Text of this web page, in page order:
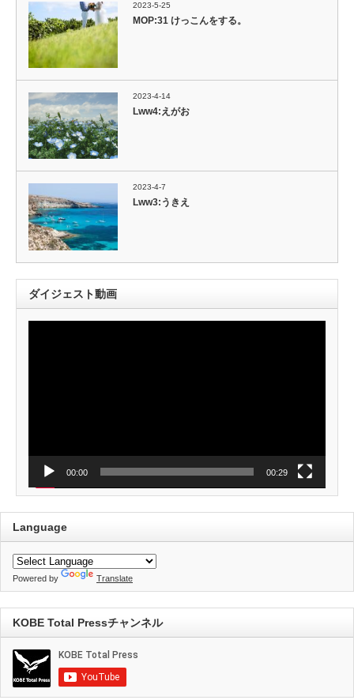
2023-5-25
MOP:31 けっこんをする。
2023-4-14
Lww4:えがお
2023-4-7
Lww3:うきえ
ダイジェスト動画
00:00 00:29
Language
Powered by Translate
KOBE Total Pressチャンネル